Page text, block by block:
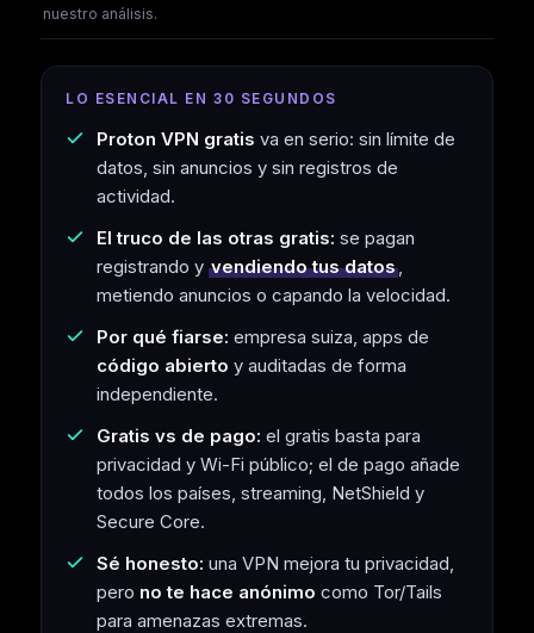
nuestro análisis.
LO ESENCIAL EN 30 SEGUNDOS
Proton VPN gratis va en serio: sin límite de
datos, sin anuncios y sin registros de
actividad.
El truco de las otras gratis: se pagan
registrando y vendiendo tus datos,
metiendo anuncios o capando la velocidad.
Por qué fiarse: empresa suiza, apps de
código abierto y auditadas de forma
independiente.
Gratis vs de pago: el gratis basta para
privacidad y Wi-Fi público; el de pago añade
todos los países, streaming, NetShield y
Secure Core.
Sé honesto: una VPN mejora tu privacidad,
pero no te hace anónimo como Tor/Tails
para amenazas extremas.